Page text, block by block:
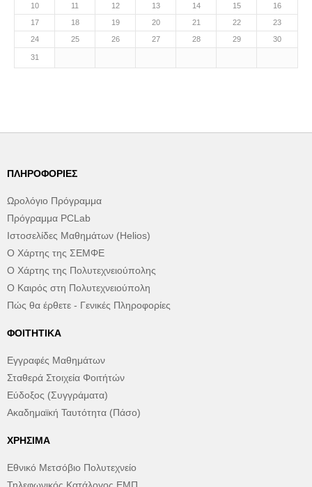
10 11 12 13 14 15
16
17
18 19 20 21 22
23
24
25 26 27 28 29 30
31
ΠΛΗΡΟΦΟΡΊΕΣ
Ωρολόγιο Πρόγραμμα
Πρόγραμμα PCLab
Ιστοσελίδες Μαθημάτων (Helios)
Ο Χάρτης της ΣΕΜΦΕ
Ο Χάρτης της Πολυτεχνειούπολης
Ο Καιρός στη Πολυτεχνειούπολη
Πώς θα έρθετε - Γενικές Πληροφορίες
ΦΟΙΤΗΤΙΚΆ
Εγγραφές Μαθημάτων
Σταθερά Στοιχεία Φοιτήτών
Εύδοξος (Συγγράματα)
Ακαδημαϊκή Ταυτότητα (Πάσο)
ΧΡΉΣΙΜΑ
Εθνικό Μετσόβιο Πολυτεχνείο